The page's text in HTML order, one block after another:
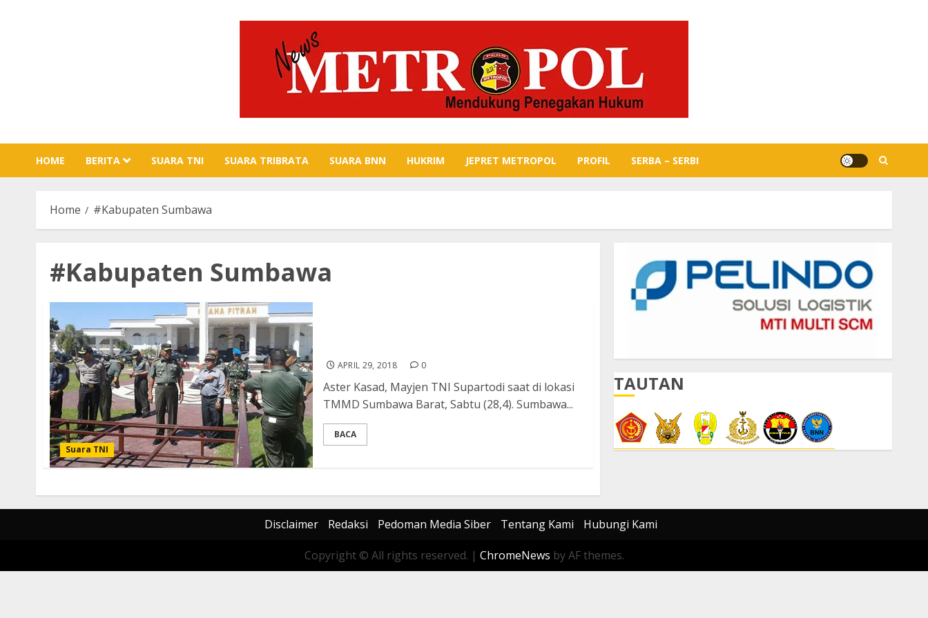
HOME BERITA SUARA TNI SUARA TRIBRATA SUARA BNN HUKRIM JEPRET METROPOL PROFIL SERBA – SERBI
Home #Kabupaten Sumbawa
#Kabupaten Sumbawa
Suara TNI
APRIL 29, 2018 0
Aster Kasad, Mayjen TNI Supartodi saat di lokasi
TMMD Sumbawa Barat, Sabtu (28,4). Sumbawa...
BACA
TAUTAN
Disclaimer Redaksi Pedoman Media Siber Tentang Kami Hubungi Kami
Copyright © All rights reserved. | ChromeNews by AF themes.